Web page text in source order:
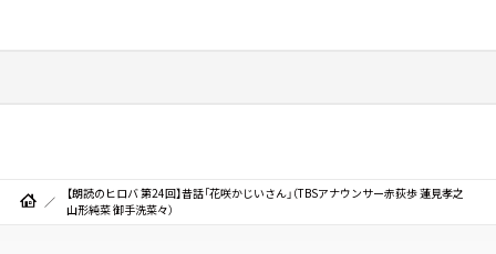
【朗読のヒロバ 第24回】昔話「花咲かじいさん」（TBSアナウンサー赤荻歩 蓮見孝之
山形純菜 御手洗菜々）